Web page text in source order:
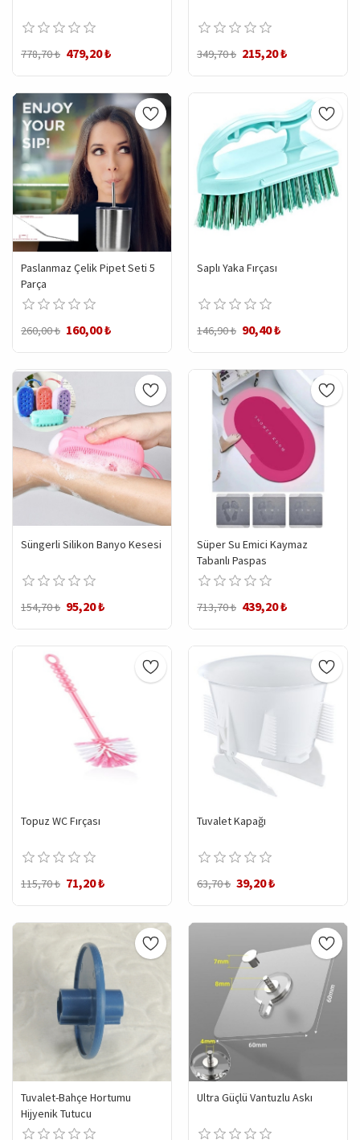
778,70 ₺ 479,20 ₺ 349,70 ₺ 215,20 ₺
Paslanmaz Çelik Pipet Seti 5
Parça
260,00 ₺ 160,00 ₺
Saplı Yaka Fırçası
146,90 ₺ 90,40 ₺
Süngerli Silikon Banyo Kesesi
154,70 ₺ 95,20 ₺
Süper Su Emici Kaymaz
Tabanlı Paspas
713,70 ₺ 439,20 ₺
Topuz WC Fırçası
115,70 ₺ 71,20 ₺
Tuvalet Kapağı
63,70 ₺ 39,20 ₺
Tuvalet-Bahçe Hortumu
Hijyenik Tutucu
Ultra Güçlü Vantuzlu Askı